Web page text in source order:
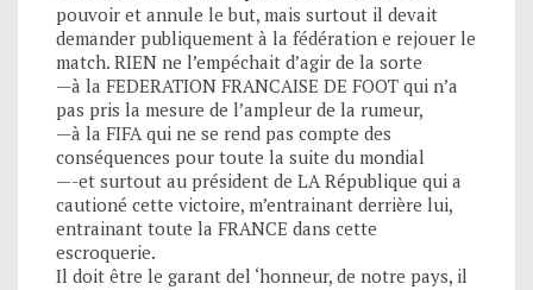
pouvoir et annule le but, mais surtout il devait
demander publiquement à la fédération e rejouer le
match. RIEN ne l’empéchait d’agir de la sorte
—à la FEDERATION FRANCAISE DE FOOT qui n’a
pas pris la mesure de l’ampleur de la rumeur,
—à la FIFA qui ne se rend pas compte des
conséquences pour toute la suite du mondial
—-et surtout au président de LA République qui a
cautioné cette victoire, m’entrainant derrière lui,
entrainant toute la FRANCE dans cette
escroquerie.
Il doit être le garant del ‘honneur, de notre pays, il